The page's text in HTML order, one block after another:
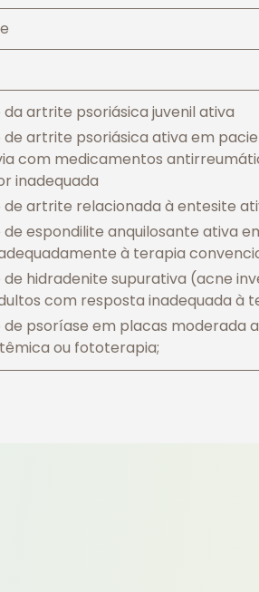
artrite psoriásica juvenil ativa
artrite psoriásica ativa em
com medicamentos
inadequada
artrite relacionada à entesite
espondilite anquilosante ativa
à terapia
hidradenite supurativa (acne
com resposta inadequada à
psoríase em placas moderada
ou fototerapia;